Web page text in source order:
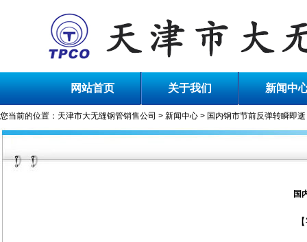
网站首页 关于我们 新闻中
您当前的位置： 天津市大无缝钢管销售公司 > 新闻中心 > 国内钢市节前反弹转瞬即逝
国